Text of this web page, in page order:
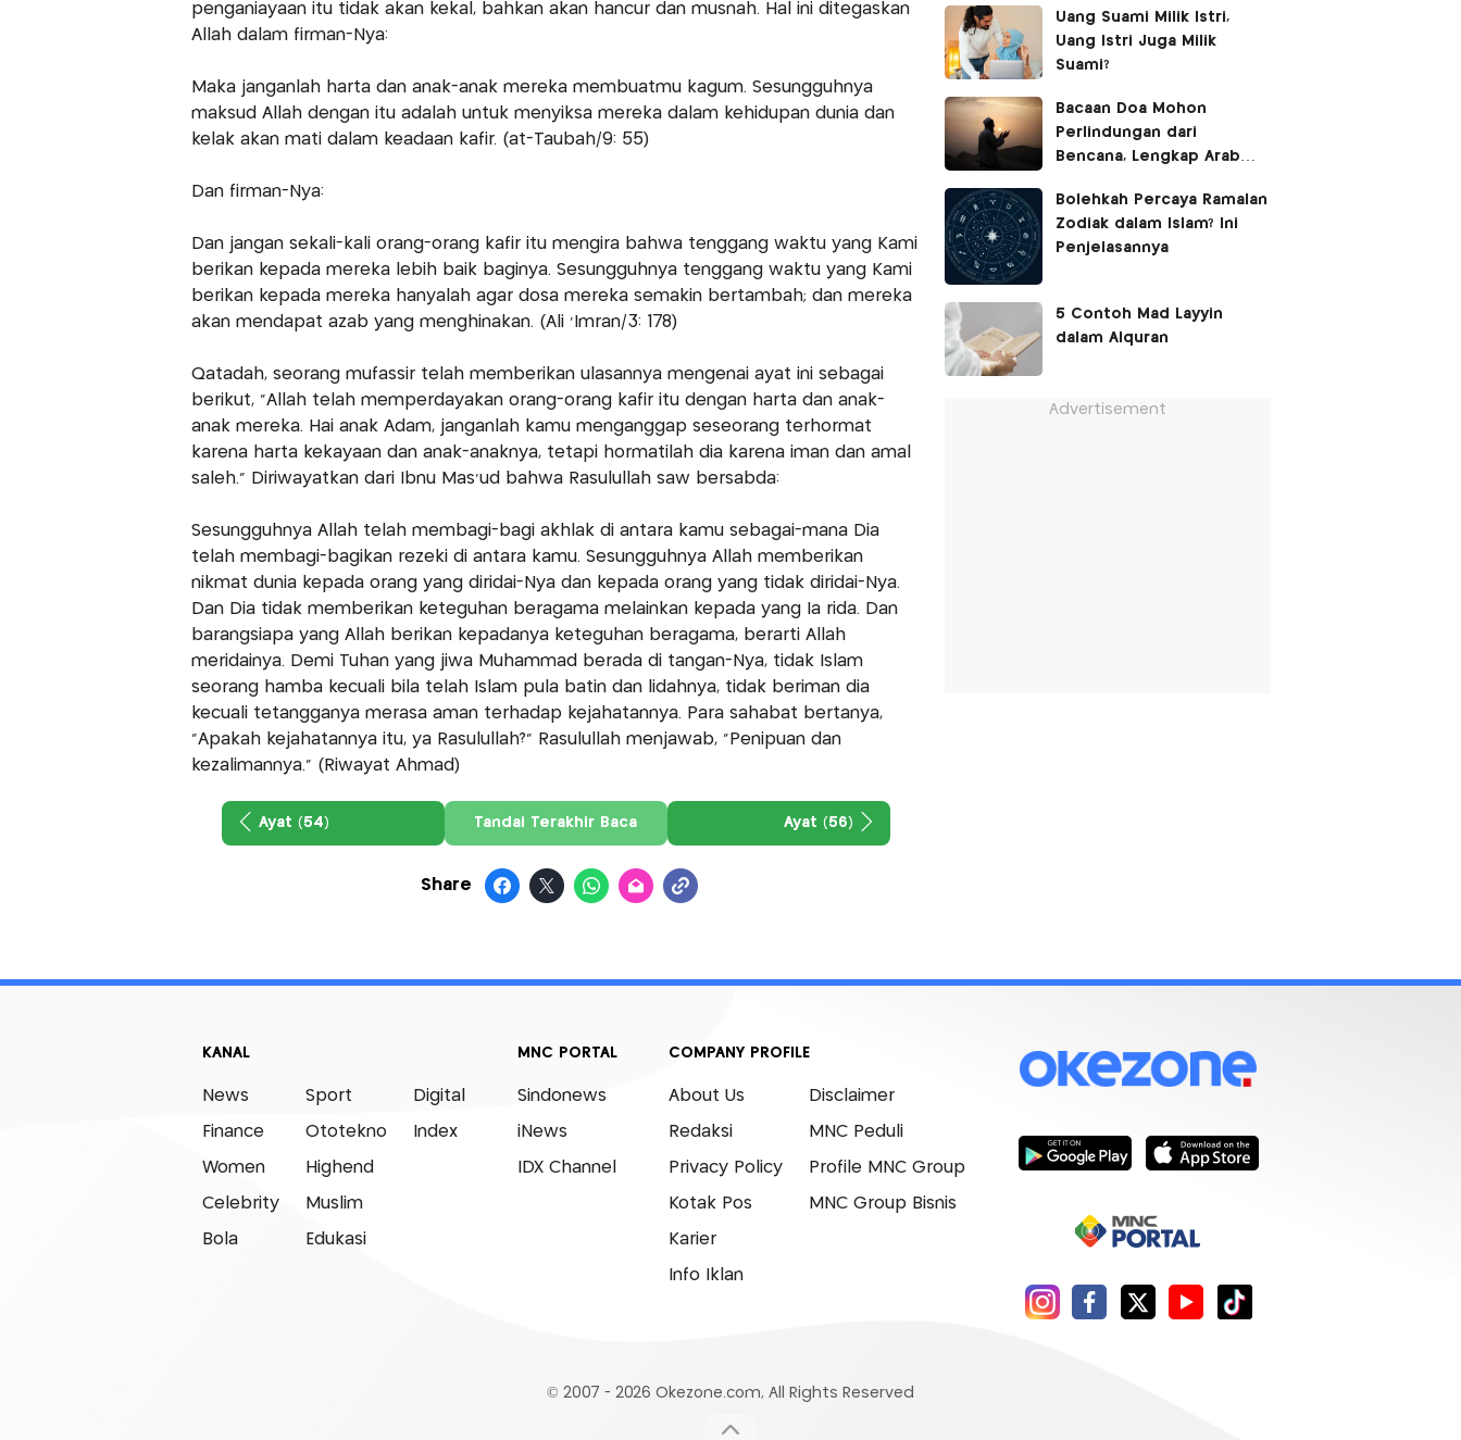
penganiayaan itu tidak akan kekal, bahkan akan hancur dan musnah. Hal ini ditegaskan
Allah dalam firman-Nya:
Maka janganlah harta dan anak-anak mereka membuatmu kagum. Sesungguhnya
maksud Allah dengan itu adalah untuk menyiksa mereka dalam kehidupan dunia dan
kelak akan mati dalam keadaan kafir. (at-Taubah/9: 55)
Dan firman-Nya:
Dan jangan sekali-kali orang-orang kafir itu mengira bahwa tenggang waktu yang Kami
berikan kepada mereka lebih baik baginya. Sesungguhnya tenggang waktu yang Kami
berikan kepada mereka hanyalah agar dosa mereka semakin bertambah; dan mereka
akan mendapat azab yang menghinakan. (Ali 'Imran/3: 178)
Qatadah, seorang mufassir telah memberikan ulasannya mengenai ayat ini sebagai
berikut, "Allah telah memperdayakan orang-orang kafir itu dengan harta dan anak-
anak mereka. Hai anak Adam, janganlah kamu menganggap seseorang terhormat
karena harta kekayaan dan anak-anaknya, tetapi hormatilah dia karena iman dan amal
saleh." Diriwayatkan dari Ibnu Mas'ud bahwa Rasulullah saw bersabda:
Sesungguhnya Allah telah membagi-bagi akhlak di antara kamu sebagai-mana Dia
telah membagi-bagikan rezeki di antara kamu. Sesungguhnya Allah memberikan
nikmat dunia kepada orang yang diridai-Nya dan kepada orang yang tidak diridai-Nya.
Dan Dia tidak memberikan keteguhan beragama melainkan kepada yang Ia rida. Dan
barangsiapa yang Allah berikan kepadanya keteguhan beragama, berarti Allah
meridainya. Demi Tuhan yang jiwa Muhammad berada di tangan-Nya, tidak Islam
seorang hamba kecuali bila telah Islam pula batin dan lidahnya, tidak beriman dia
kecuali tetangganya merasa aman terhadap kejahatannya. Para sahabat bertanya,
"Apakah kejahatannya itu, ya Rasulullah?" Rasulullah menjawab, "Penipuan dan
kezalimannya." (Riwayat Ahmad)
Ayat (54) Tandai Terakhir Baca Ayat (56)
Share
Uang Suami Milik Istri,
Uang Istri Juga Milik
Suami?
Bacaan Doa Mohon
Perlindungan dari
Bencana, Lengkap Arab
Bolehkah Percaya Ramalan
Zodiak dalam Islam? Ini
Penjelasannya
5 Contoh Mad Layyin
dalam Alquran
Advertisement
KANAL
News
Finance
Women
Celebrity
Bola
Sport
Ototekno
Highend
Muslim
Edukasi
Digital
Index
MNC PORTAL
Sindonews
iNews
IDX Channel
COMPANY PROFILE
About Us
Redaksi
Privacy Policy
Kotak Pos
Karier
Info Iklan
Disclaimer
MNC Peduli
Profile MNC Group
MNC Group Bisnis
© 2007 - 2026 Okezone.com, All Rights Reserved